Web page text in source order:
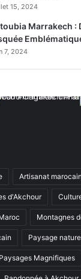
15, 2024
Marrakech :
7, 2024
Artisanat marocain
d'Akchour
Montagnes
Paysage
Paysages Magnifiques